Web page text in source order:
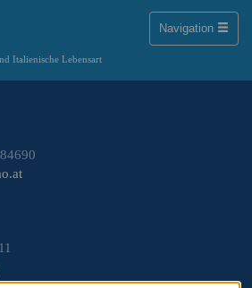
Italienische Lebensart
Navigation Toggle